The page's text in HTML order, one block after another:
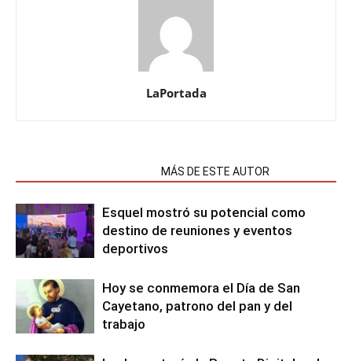
LaPortada
MÁS DE ESTE AUTOR
Esquel mostró su potencial como
destino de reuniones y eventos
deportivos
Hoy se conmemora el Día de San
Cayetano, patrono del pan y del
trabajo